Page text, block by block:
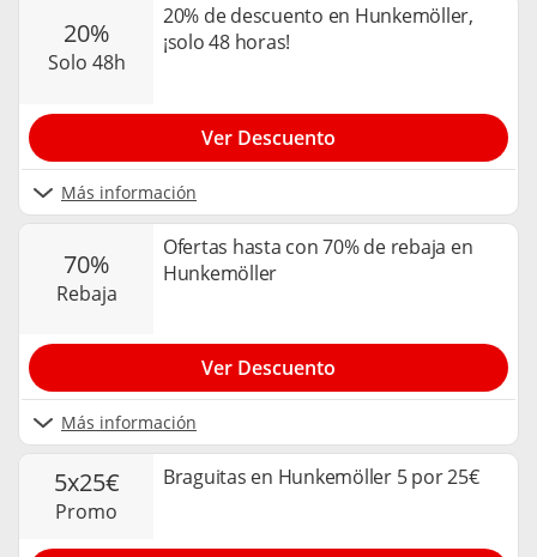
20%
solo 48h
20% de descuento en Hunkemöller,
¡solo 48 horas!
Más información
Ver Descuento
70%
rebaja
Ofertas hasta con 70% de rebaja en
Hunkemöller
Más información
Ver Descuento
5x25€
promo
Braguitas en Hunkemöller 5 por 25€